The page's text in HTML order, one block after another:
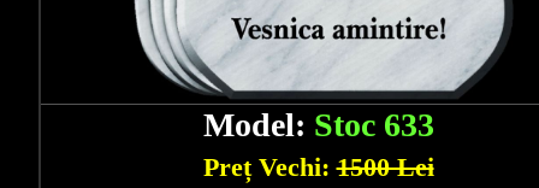
Model: Stoc 633
Preț Vechi:1500 Lei